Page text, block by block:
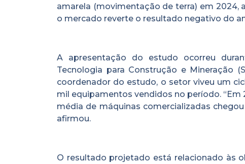
amarela (movimentação de terra) em 2024,
o mercado reverte o resultado negativo do
A apresentação do estudo ocorreu
Tecnologia para Construção e Mineração
coordenador do estudo, o setor viveu um
mil equipamentos vendidos no período. “Em
média de máquinas comercializadas
afirmou.
O resultado projetado está relacionado às